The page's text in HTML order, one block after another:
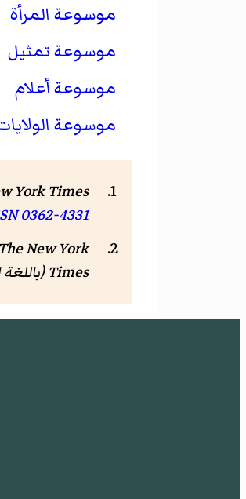
موسوعة المرأة
موسوعة تمثيل
موسوعة أعلام
موسوعة
York Times
0362-4331
The New York
Times